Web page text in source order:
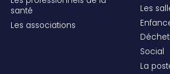
santé
Les associations
Les
Social
La